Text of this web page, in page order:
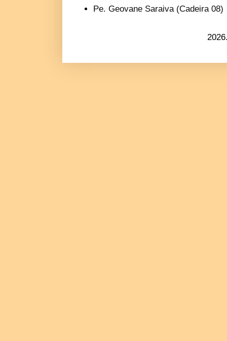
Pe. Geovane Saraiva (Cadeira 08)